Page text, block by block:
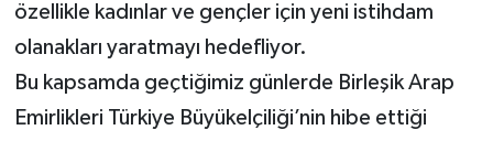
özellikle kadınlar ve gençler için yeni istihdam
olanakları yaratmayı hedefliyor.
Bu kapsamda geçtiğimiz günlerde Birleşik Arap
Emirlikleri Türkiye Büyükelçiliği’nin hibe ettiği